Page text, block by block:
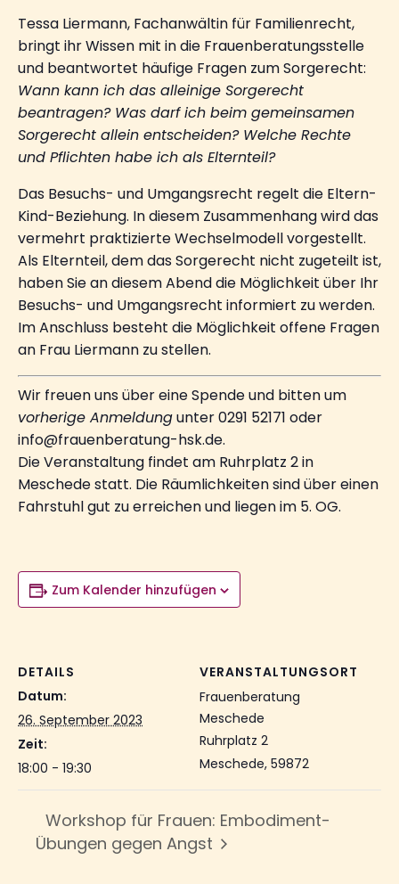
Tessa Liermann, Fachanwältin für Familienrecht,
bringt ihr Wissen mit in die Frauenberatungsstelle
und beantwortet häufige Fragen zum Sorgerecht:
Wann kann ich das alleinige Sorgerecht
beantragen? Was darf ich beim gemeinsamen
Sorgerecht allein entscheiden? Welche Rechte
und Pflichten habe ich als Elternteil?
Das Besuchs- und Umgangsrecht regelt die Eltern-
Kind-Beziehung. In diesem Zusammenhang wird das
vermehrt praktizierte Wechselmodell vorgestellt.
Als Elternteil, dem das Sorgerecht nicht zugeteilt ist,
haben Sie an diesem Abend die Möglichkeit über Ihr
Besuchs- und Umgangsrecht informiert zu werden.
Im Anschluss besteht die Möglichkeit offene Fragen
an Frau Liermann zu stellen.
Wir freuen uns über eine Spende und bitten um
vorherige Anmeldungunter 0291 52171 oder
info@frauenberatung-hsk.de.
Die Veranstaltung findet am Ruhrplatz 2 in
Meschede statt. Die Räumlichkeiten sind über einen
Fahrstuhl gut zu erreichen und liegen im 5. OG.
Zum Kalender hinzufügen
DETAILS
Datum:
26. September 2023
Zeit:
18:00 - 19:30
VERANSTALTUNGSORT
Frauenberatung
Meschede
Ruhrplatz 2
Meschede, 59872
Workshop für Frauen: Embodiment-
Übungen gegen Angst